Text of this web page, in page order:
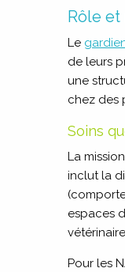
Rôle et
Le
de leurs
une
chez des
Soins
La
inclut la
espaces
vétérinaire
Pour les